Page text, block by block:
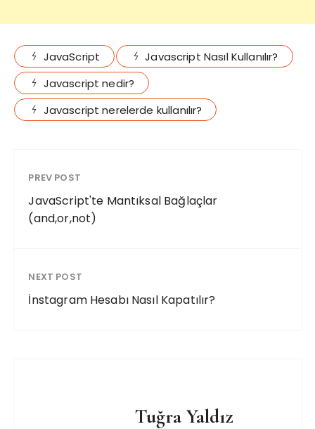
JavaScript
Javascript Nasıl Kullanılır?
Javascript nedir?
Javascript nerelerde kullanılır?
PREV POST
JavaScript'te Mantıksal Bağlaçlar
(and,or,not)
NEXT POST
İnstagram Hesabı Nasıl Kapatılır?
Tuğra Yaldız